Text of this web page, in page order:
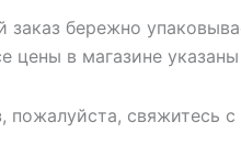
бережно
в магазине указаны
пожалуйста, свяжитесь